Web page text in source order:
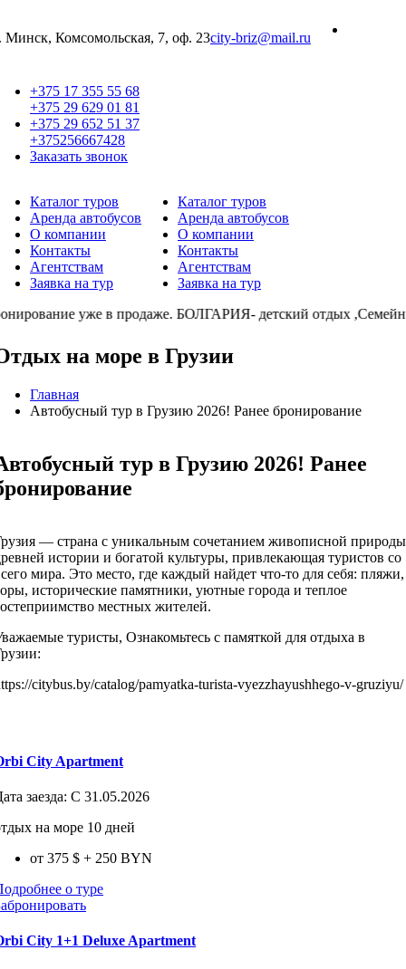
Минск, Комсомольская, 7, оф. 23city-briz@mail.ru
+375 17 355 55 68
+375 29 629 01 81
+375 29 652 51 37
+375256667428
Заказать звонок
Каталог туров
Аренда автобусов
О компании
Контакты
Агентствам
Заявка на тур
Каталог туров
Аренда автобусов
О компании
Контакты
Агентствам
Заявка на тур
уже в продаже. БОЛГАРИЯ- детский отдых
на море в Грузии
Главная
Автобусный тур в Грузию 2026! Ранее бронирование
тур в Грузию 2026! Ранее
— страна с уникальным сочетанием живописной
истории и богатой культуры, привлекающая туристов со
мира. Это место, где каждый найдет что-то для себя: пляжи,
исторические памятники, уютные города и теплое
местных жителей.
туристы, Ознакомьтесь с памяткой для отдыха в
citybus.by/catalog/pamyatka-turista-vyezzhayushhego-v-gruziyu/
City Apartment
заезда: С 31.05.2026
на море 10 дней
от 375 $ + 250 BYN
о туре
City 1+1 Deluxe Apartment